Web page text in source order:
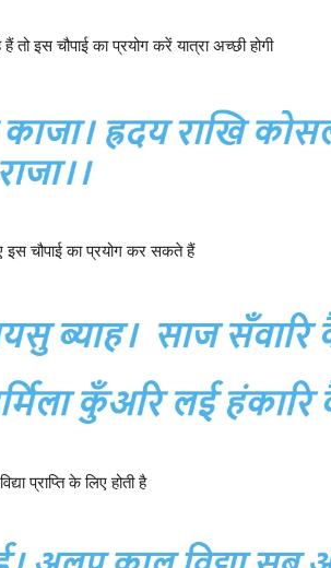
इस चौपाई का प्रयोग करें यात्रा अच्छी होगी
इस चौपाई का प्रयोग कर सकते हैं
प्राप्ति के लिए होती है